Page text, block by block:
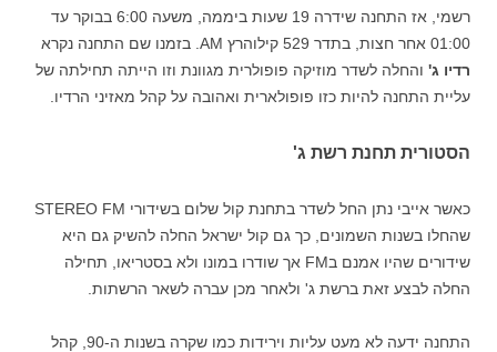
רשמי, אז התחנה שידרה 19 שעות ביממה, משעה 6:00 בבוקר עד
01:00 אחר חצות, בתדר 529 קילוהרץ AM. בזמנו שם התחנה נקרא
רדיו ג' והחלה לשדר מוזיקה פופולרית מגוונת וזו הייתה תחילתה של
עליית התחנה להיות כזו פופולארית ואהובה על קהל מאזיני הרדיו.
הסטורית תחנת רשת ג'
כאשר אייבי נתן החל לשדר בתחנת קול שלום בשידורי STEREO FM
שהחלו בשנות השמונים, כך גם קול ישראל החלה להשיק גם היא
שידורים שהיו אמנם בFM אך שודרו במונו ולא בסטריאו, תחילה
החלה לבצע זאת ברשת ג' ולאחר מכן עברה לשאר הרשתות.
התחנה ידעה לא מעט עליות וירידות כמו שקרה בשנות ה-90, קהל